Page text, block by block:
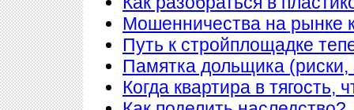
Мошенничества на рынке
Путь к стройплощадке
Памятка дольщика (риски,
Когда квартира в тягость,